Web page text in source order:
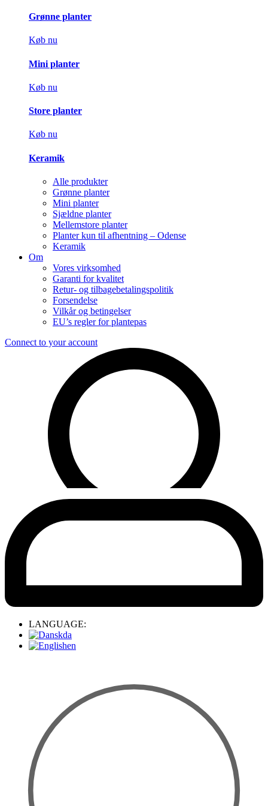
Grønne planter
Køb nu
Mini planter
Køb nu
Store planter
Køb nu
Keramik
Alle produkter
Grønne planter
Mini planter
Sjældne planter
Mellemstore planter
Planter kun til afhentning – Odense
Keramik
Om
Vores virksomhed
Garanti for kvalitet
Retur- og tilbagebetalingspolitik
Forsendelse
Vilkår og betingelser
EU’s regler for plantepas
Connect to your account
LANGUAGE:
da
en